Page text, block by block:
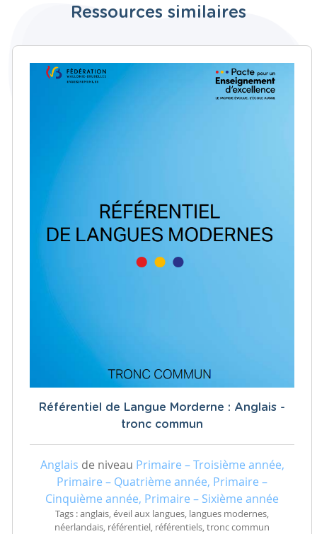
Ressources similaires
Référentiel de Langue Morderne : Anglais -
tronc commun
Anglais de niveau Primaire – Troisième année,
Primaire – Quatrième année, Primaire –
Cinquième année, Primaire – Sixième année
Tags : anglais, éveil aux langues, langues modernes,
néerlandais, référentiel, référentiels, tronc commun